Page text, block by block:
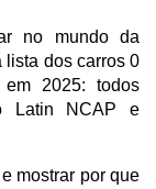
no mundo da
lista dos carros 0
2025: todos
Latin NCAP e
mostrar por que